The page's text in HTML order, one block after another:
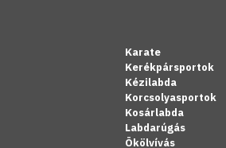
Karate
Kerékpársportok
Kézilabda
Korcsolyasportok
Kosárlabda
Labdarúgás
Ökölvívás